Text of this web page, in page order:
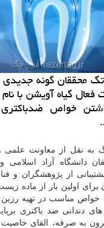
محققان گونه جدیدی
گیاه آویشن با
خواص
به نقل از معاونت علمی
دانشگاه آزاد اسلامی
از پژوهشگران و
برای اولین بار از ماده
خواص مناسب در تهیه رزین
های دندانی ضد باکتری
به صرفه، القای